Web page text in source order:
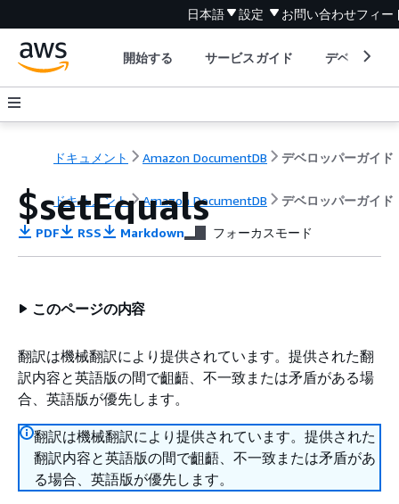
日本語 設定 お問い合わせフィー
開始する サービスガイド デベロッパ
ドキュメント Amazon DocumentDB デベロッパーガイド
ドキュメント Amazon DocumentDB デベロッパーガイド
$setEquals
PDF RSS Markdown フォーカスモード
このページの内容
翻訳は機械翻訳により提供されています。提供された翻
訳内容と英語版の間で齟齬、不一致または矛盾がある場
合、英語版が優先します。
翻訳は機械翻訳により提供されています。提供された
翻訳内容と英語版の間で齟齬、不一致または矛盾があ
る場合、英語版が優先します。